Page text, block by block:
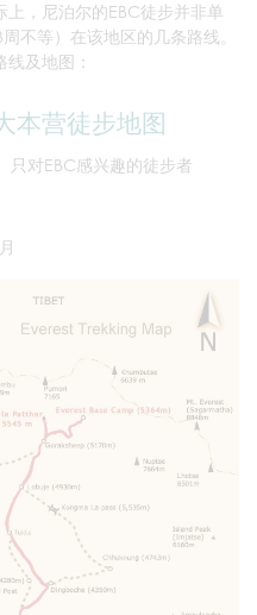
，尼泊尔的EBC徒步并非单
不等）在该地区的几条路线。
及地图：
本营徒步地图
只对EBC感兴趣的徒步者